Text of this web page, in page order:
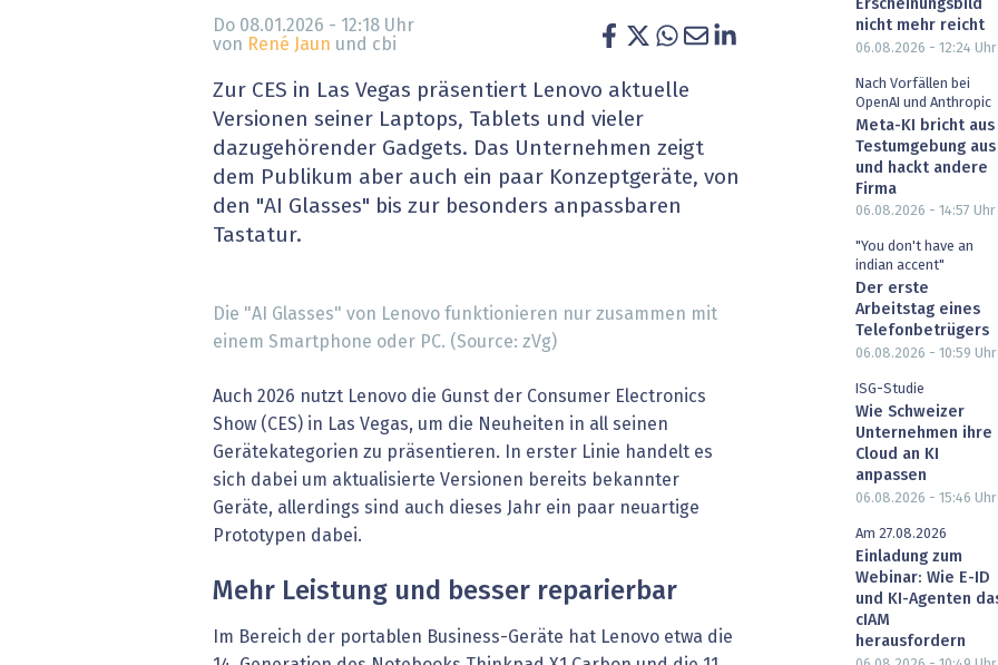
» alle News Gesundheit wird digital
Blockchain
EU-DSGVO
XaaS, Managed Services & Co.
IT for Health
Artificial Intelligence
Fintech & Insurtech
Professional AV & Digital Signage
Do 08.01.2026 - 12:18 Uhr
von René Jaun und cbi
Zur CES in Las Vegas präsentiert Lenovo aktuelle
Versionen seiner Laptops, Tablets und vieler
dazugehörender Gadgets. Das Unternehmen zeigt
dem Publikum aber auch ein paar Konzeptgeräte, von
den "AI Glasses" bis zur besonders anpassbaren
Tastatur.
Die "AI Glasses" von Lenovo funktionieren nur zusammen mit
einem Smartphone oder PC. (Source: zVg)
Auch 2026 nutzt Lenovo die Gunst der Consumer Electronics
Show (CES) in Las Vegas, um die Neuheiten in all seinen
Gerätekategorien zu präsentieren. In erster Linie handelt es
sich dabei um aktualisierte Versionen bereits bekannter
Geräte, allerdings sind auch dieses Jahr ein paar neuartige
Prototypen dabei.
Mehr Leistung und besser reparierbar
Im Bereich der portablen Business-Geräte hat Lenovo etwa die
Erscheinungsbild
nicht mehr reicht
06.08.2026 - 12:24 Uhr
Nach Vorfällen bei
OpenAI und Anthropic
Meta-KI bricht aus
Testumgebung aus
und hackt andere
Firma
06.08.2026 - 14:57 Uhr
"You don't have an
indian accent"
Der erste
Arbeitstag eines
Telefonbetrügers
06.08.2026 - 10:59 Uhr
ISG-Studie
Wie Schweizer
Unternehmen ihre
Cloud an KI
anpassen
06.08.2026 - 15:46 Uhr
Am 27.08.2026
Einladung zum
Webinar: Wie E-ID
und KI-Agenten
cIAM
herausfordern